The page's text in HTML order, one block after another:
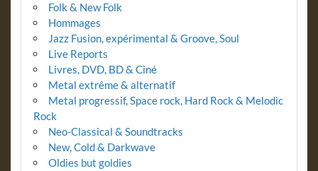
Folk & New Folk
Hommages
Jazz Fusion, expérimental & Groove, Soul
Live Reports
Livres, DVD, BD & Ciné
Metal extrême & alternatif
Metal progressif, Space rock, Hard Rock & Melodic
Rock
Neo-Classical & Soundtracks
New, Cold & Darkwave
Oldies but goldies